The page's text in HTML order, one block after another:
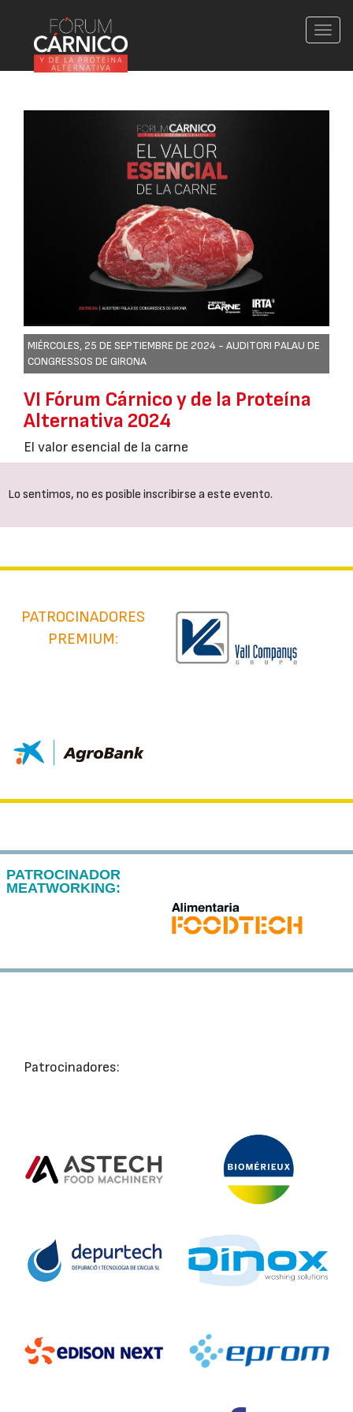
MIÉRCOLES, 25 DE SEPTIEMBRE DE 2024 - AUDITORI PALAU DE
CONGRESSOS DE GIRONA
VI Fórum Cárnico y de la Proteína
Alternativa 2024
El valor esencial de la carne
Lo sentimos, no es posible inscribirse a este evento.
PATROCINADORES
PREMIUM:
PATROCINADOR
MEATWORKING:
Patrocinadores: